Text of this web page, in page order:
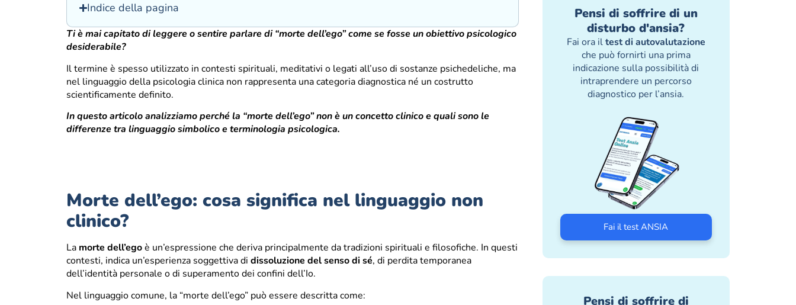
Indice della pagina
Ti è mai capitato di leggere o sentire parlare di “morte dell’ego” come se fosse un obiettivo psicologico
desiderabile?
Il termine è spesso utilizzato in contesti spirituali, meditativi o legati all’uso di sostanze psichedeliche, ma
nel linguaggio della psicologia clinica non rappresenta una categoria diagnostica né un costrutto
scientificamente definito.
In questo articolo analizziamo perché la “morte dell’ego” non è un concetto clinico e quali sono le
differenze tra linguaggio simbolico e terminologia psicologica.
Morte dell’ego: cosa significa nel linguaggio non
clinico?
La morte dell’egoè un’espressione che deriva principalmente da tradizioni spirituali e filosofiche. In questi
contesti, indica un’esperienza soggettiva di dissoluzione del senso di sé, di perdita temporanea
dell’identità personale o di superamento dei confini dell’Io.
Nel linguaggio comune, la “morte dell’ego” può essere descritta come:
Pensi di soffrire di un
disturbo d'ansia?
Fai ora iltest di autovalutazione
che può fornirti una prima
indicazione sulla possibilità di
intraprendere un percorso
diagnostico per l’ansia.
Fai il test ANSIA
Pensi di soffrire di